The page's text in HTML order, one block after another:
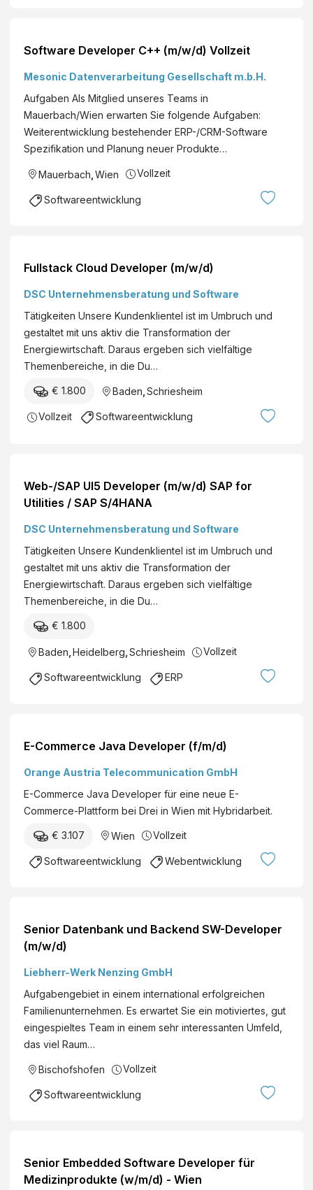
Software Developer C++ (m/w/d) Vollzeit
Mesonic Datenverarbeitung Gesellschaft m.b.H.
Aufgaben Als Mitglied unseres Teams in
Mauerbach/Wien erwarten Sie folgende Aufgaben:
Weiterentwicklung bestehender ERP-/CRM-Software
Spezifikation und Planung neuer Produkte…
Mauerbach Wien Vollzeit
Softwareentwicklung
Fullstack Cloud Developer (m/w/d)
DSC Unternehmensberatung und Software
Tätigkeiten Unsere Kundenklientel ist im Umbruch und
gestaltet mit uns aktiv die Transformation der
Energiewirtschaft. Daraus ergeben sich vielfältige
Themenbereiche, in die Du…
€ 1.800 Baden Schriesheim
Vollzeit Softwareentwicklung
Web-/SAP UI5 Developer (m/w/d) SAP for
Utilities / SAP S/4HANA
DSC Unternehmensberatung und Software
Tätigkeiten Unsere Kundenklientel ist im Umbruch und
gestaltet mit uns aktiv die Transformation der
Energiewirtschaft. Daraus ergeben sich vielfältige
Themenbereiche, in die Du…
€ 1.800
Baden Heidelberg Schriesheim Vollzeit
Softwareentwicklung ERP
E-Commerce Java Developer (f/m/d)
Orange Austria Telecommunication GmbH
E-Commerce Java Developer für eine neue E-
Commerce-Plattform bei Drei in Wien mit Hybridarbeit.
€ 3.107 Wien Vollzeit
Softwareentwicklung Webentwicklung
Senior Datenbank und Backend SW-Developer
(m/w/d)
Liebherr-Werk Nenzing GmbH
Aufgabengebiet in einem international erfolgreichen
Familienunternehmen. Es erwartet Sie ein motiviertes, gut
eingespieltes Team in einem sehr interessanten Umfeld,
das viel Raum…
Bischofshofen Vollzeit
Softwareentwicklung
Senior Embedded Software Developer für
Medizinprodukte (w/m/d) - Wien